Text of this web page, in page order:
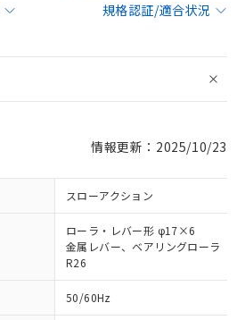
規格認証/適合状況
情報更新：2025/10/23
スローアクション
ローラ・レバー形 φ17×6
金属レバー、ベアリングローラ
R26
50/60Hz